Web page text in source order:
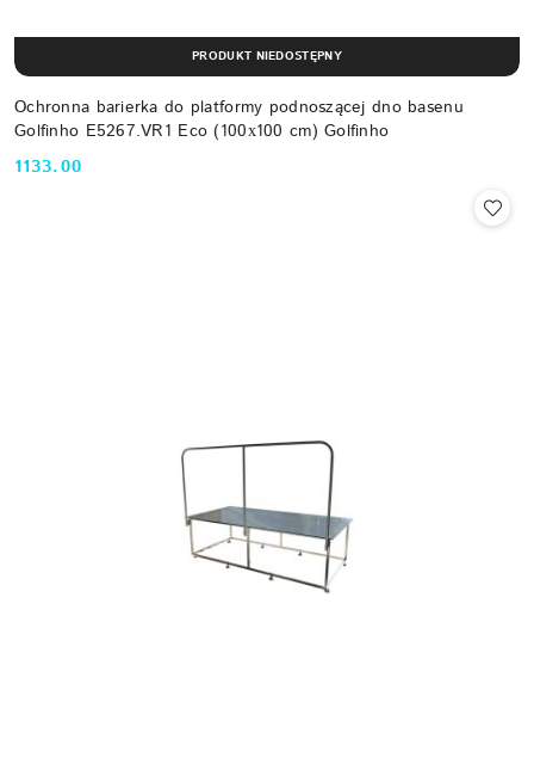
Ochronna barierka do platformy podnoszącej dno basenu
Golfinho E5267.VR1 Eco (100х100 cm) Golfinho
Cena:
1133.00
PRODUKT NIEDOSTĘPNY